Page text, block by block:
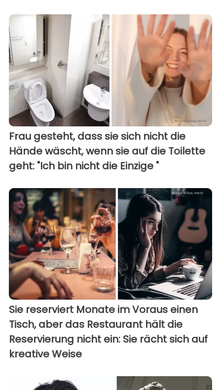
Frau gesteht, dass sie sich nicht die
Hände wäscht, wenn sie auf die Toilette
geht: "Ich bin nicht die Einzige "
Sie reserviert Monate im Voraus einen
Tisch, aber das Restaurant hält die
Reservierung nicht ein: Sie rächt sich auf
kreative Weise